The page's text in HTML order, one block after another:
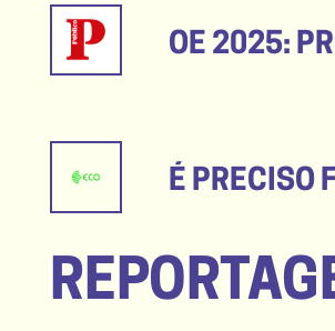
OE 2025:
É PRECISO